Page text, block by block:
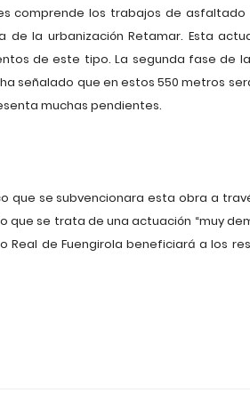
comprende los trabajos de
la urbanización Retamar. Esta
de este tipo. La segunda fase de
señalado que en estos 550 metros
muchas pendientes.
que se subvencionara esta obra a
que se trata de una actuación “muy
Real de Fuengirola beneficiará a los